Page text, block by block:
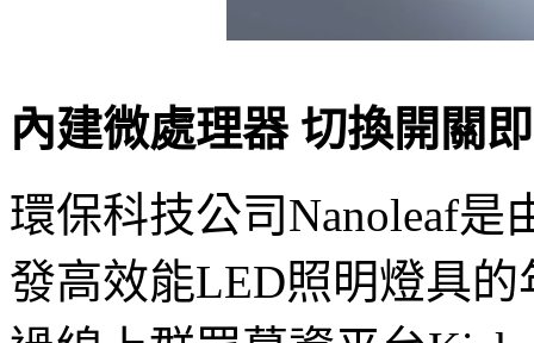
內建微處理器 切換開關
環保科技公司Nanoleaf
發高效能LED照明燈具